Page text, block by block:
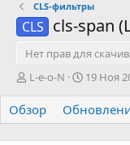
CLS-фильтры
CLS cls-span
Нет прав для
А
т
о
L-e-o-N
Д
т
а
19 Ноя
Обзор